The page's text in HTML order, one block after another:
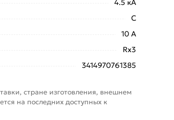
4.5 кА
C
10 А
Rx3
3414970761385
стране изготовления, внешнем
на последних доступных к